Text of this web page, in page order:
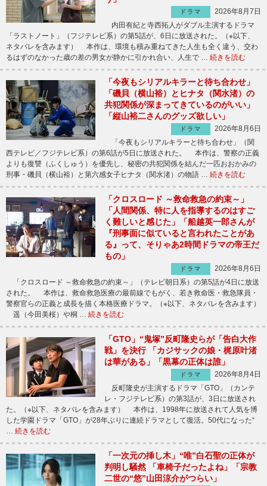
ドラマ
2026年8月7日
内田有紀と寺西拓人がダブル主演するドラマ
「ラストノート」（フジテレビ系）の第5話が、6日に放送された。（※以下、
ネタバレを含みます） 本作は、環境も積み重ねてきた人生も全く違う、交わ
るはずのなかった歳の差の男女が静かに引かれ合い、人生で … 続きを読む
「今夜もシリアルキラーと待ち合わせ」
「磯貝（横山裕）とヒナタ（関水渚）の
共犯関係が深まってきているのがいい」
「縦山裕二さんのグッズ欲しい」
ドラマ
2026年8月6日
「今夜もシリアルキラーと待ち合わせ」（関
西テレビ／フジテレビ系）の第6話が5日に放送された。 本作は、警察の正義
よりも復讐（ふくしゅう）を優先し、秘密の共犯関係を結んだ一匹おおかみの
刑事・磯貝（横山裕）と第六感女子ヒナタ（関水渚）の物語 … 続きを読む
「クロスロード ～救命救急の約束～」
「人間関係、特に人を指導するのはすご
く難しいと感じた」「船越英一郎さんが
『刑事面に似ていると言われたことがあ
る』って、そりゃあ2時間ドラマの帝王だ
もの」
ドラマ
2026年8月6日
「クロスロード ～救命救急の約束～」（テレビ朝日系）の第5話が4日に放送
された。 本作は、救命救急医療の最前線でもがく、若き救命医・救急隊員・
警察官らの正義と成長を描く本格医療ドラマ。（※以下、ネタバレを含みます）
遥（今田美桜）や桐 … 続きを読む
「GTO」“鬼塚”反町隆史らが「告白大作
戦」を決行 「カジサックの娘・梶原叶渚
は華がある」「黒幕の正体は誰」
ドラマ
2026年8月4日
反町隆史が主演するドラマ「GTO」（カンテ
レ・フジテレビ系）の第3話が、3日に放送され
た。（※以下、ネタバレを含みます） 本作は、1998年に放送されて人気を博
した学園ドラマ「GTO」が28年ぶりに連続ドラマとして復活。50代になった“
… 続きを読む
「一次元の挿し木」“唯”白石聖の正体が
判明し騒然 「車椅子だったよね」「宗教
二世の“悠”山田涼介がつらい」